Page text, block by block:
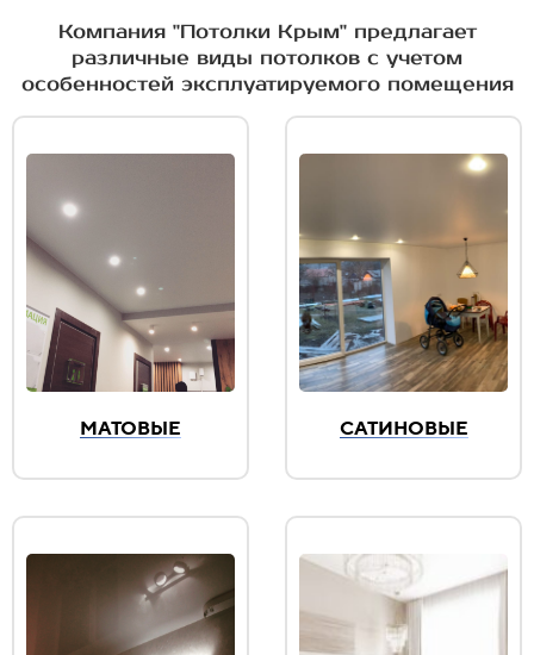
Компания "Потолки Крым" предлагает
различные виды потолков с учетом
особенностей эксплуатируемого помещения
МАТОВЫЕ САТИНОВЫЕ